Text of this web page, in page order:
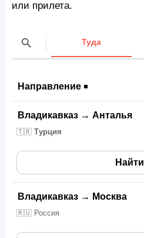
или прилета.
Туда
Направление
Владикавказ → Анталья
🇹🇷 Турция
Найти
Владикавказ → Москва
🇷🇺 Россия